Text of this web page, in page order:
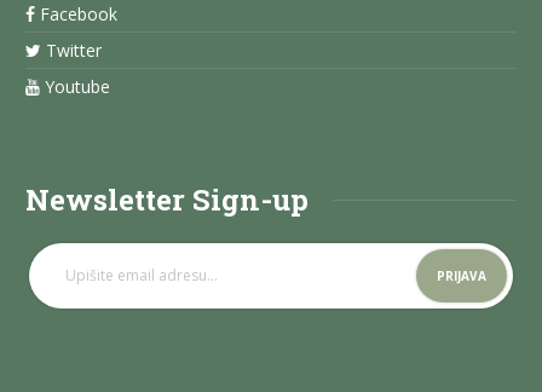
Facebook
Twitter
Youtube
Newsletter Sign-up